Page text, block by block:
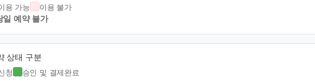
용 가능 이용 불가
일 예약 불가
상태 구분
청 승인 및 결제완료